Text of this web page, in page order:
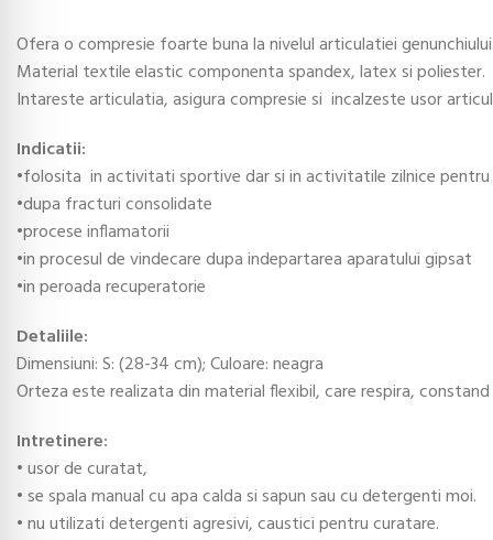
Ofera o compresie foarte buna la nivelul articulatiei
Material textile elastic componenta spandex, latex si poliester.
Intareste articulatia, asigura compresie si incalzeste usor
Indicatii:
•folosita in activitati sportive dar si in activitatile zilnice pentru
•dupa fracturi consolidate
•procese inflamatorii
•in procesul de vindecare dupa indepartarea aparatului gipsat
•in peroada recuperatorie
Detaliile:
Dimensiuni: S: (28-34 cm); Culoare: neagra
Orteza este realizata din material flexibil, care respira,
Intretinere:
• usor de curatat,
• se spala manual cu apa calda si sapun sau cu detergenti moi.
• nu utilizati detergenti agresivi, caustici pentru curatare.